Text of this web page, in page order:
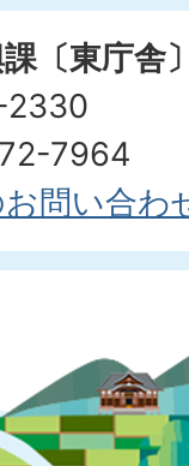
〔東庁舎
2330
7964
問い合わ